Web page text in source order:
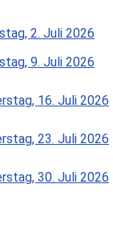
2. Juli 2026
9. Juli 2026
16. Juli 2026
23. Juli 2026
30. Juli 2026